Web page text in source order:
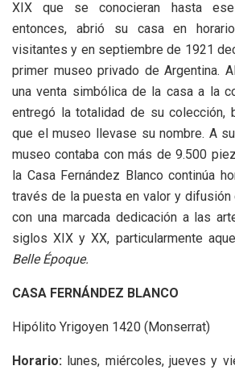
XIX que se conocieran hasta
entonces, abrió su casa en
visitantes y en septiembre de 1921
primer museo privado de Argentina.
una venta simbólica de la casa a la
entregó la totalidad de su colección,
que el museo llevase su nombre. A
museo contaba con más de 9.500
la Casa Fernández Blanco continúa
través de la puesta en valor y
con una marcada dedicación a las
siglos XIX y XX, particularmente
Belle Époque.
CASA FERNÁNDEZ BLANCO
Hipólito Yrigoyen 1420 (Monserrat)
Horario: lunes, miércoles, jueves y